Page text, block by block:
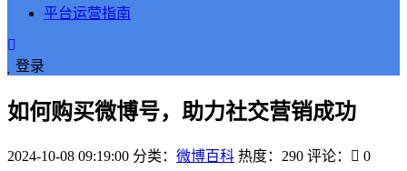
平台运营指南
登录
如何购买微博号，助力社交营销成功
2024-10-08 09:19:00 分类： 微博百科 热度：290 评论： 0